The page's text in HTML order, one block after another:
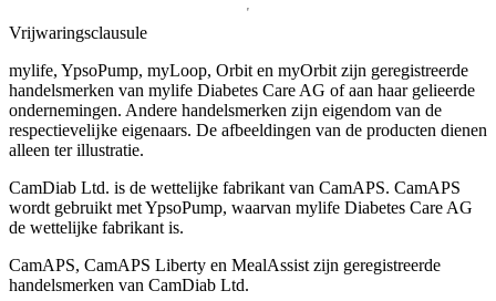
Vrijwaringsclausule
mylife, YpsoPump, myLoop, Orbit en myOrbit zijn geregistreerde
handelsmerken van mylife Diabetes Care AG of aan haar gelieerde
ondernemingen. Andere handelsmerken zĳn eigendom van de
respectievelĳke eigenaars. De afbeeldingen van de producten dienen
alleen ter illustratie.
CamDiab Ltd. is de wettelijke fabrikant van CamAPS. CamAPS
wordt gebruikt met YpsoPump, waarvan mylife Diabetes Care AG
de wettelijke fabrikant is.
CamAPS, CamAPS Liberty en MealAssist zijn geregistreerde
handelsmerken van CamDiab Ltd.